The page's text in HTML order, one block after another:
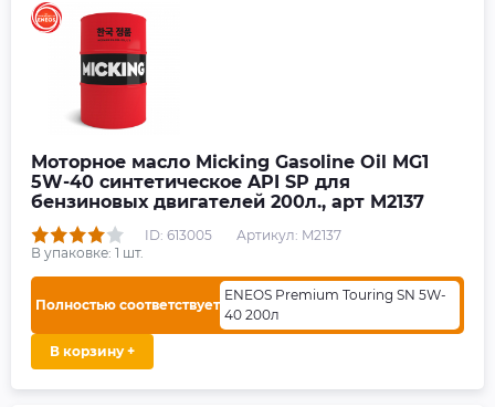
Моторное масло Micking Gasoline Oil MG1
5W-40 синтетическое API SP для
бензиновых двигателей 200л., арт M2137
ID: 613005
Артикул: M2137
В упаковке: 1 шт.
Полностью соответствует
ENEOS Premium Touring SN 5W-
40 200л
В корзину +